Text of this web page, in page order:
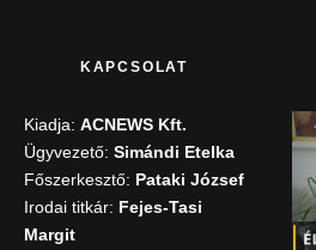
KAPCSOLAT
Kiadja: ACNEWS Kft.
Ügyvezető: Simándi Etelka
Főszerkesztő: Pataki József
Irodai titkár: Fejes-Tasi
Margit